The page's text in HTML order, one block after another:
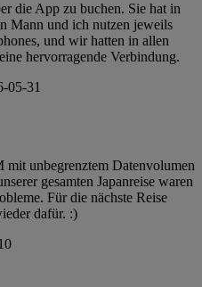
die App zu buchen. Sie hat in
Mann und ich nutzen jeweils
und wir hatten in allen
hervorragende Verbindung.
05-31
unbegrenztem Datenvolumen
gesamten Japanreise waren
Für die nächste Reise
dafür. :)